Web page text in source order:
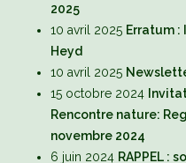
2025
10 avril 2025 Erratum :
Heyd
10 avril 2025
15 octobre 2024
Rencontre nature:
novembre 2024
6 juin 2024 RAPPEL :